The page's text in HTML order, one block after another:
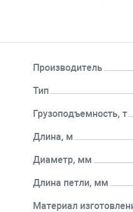
Производитель
Тип
Грузоподъемность, т
Длина, м
Диаметр, мм
Длина петли, мм
Материал